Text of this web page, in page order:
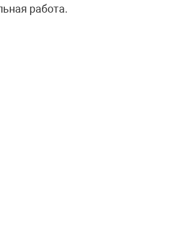
работа.